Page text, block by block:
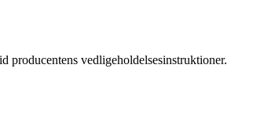
vedligeholdelsesinstruktioner.